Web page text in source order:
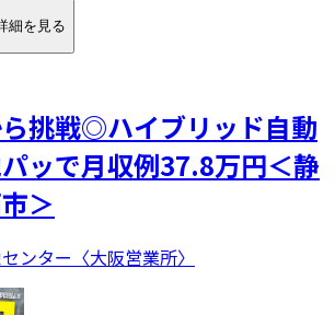
細を見る
挑戦◎ハイブリッド自動
ッで月収例37.8万円＜静
＞
ンター〈大阪営業所〉